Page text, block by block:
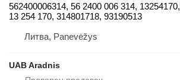
562400006314, 56 2400 006 314, 13254170,
13 254 170, 314801718, 93190513
Литва, Panevėžys
UAB Aradnis